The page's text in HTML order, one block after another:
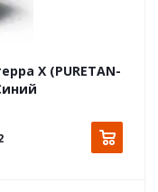
X (PURETAN-